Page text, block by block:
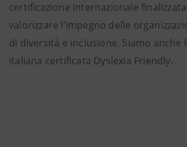
certificazione internazionale
valorizzare l’impegno delle
di diversità e inclusione. Siamo anche
italiana certificata Dyslexia Friendly.